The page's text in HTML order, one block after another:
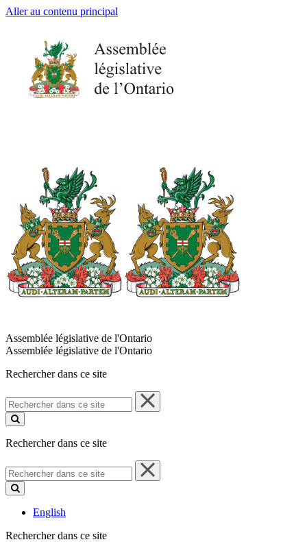
Aller au contenu principal
Assemblée législative de l'Ontario
Assemblée législative de l'Ontario
Rechercher dans ce site
Rechercher
dans
ce
Rechercher dans ce site
Rechercher
dans
ce
English
Rechercher dans ce site